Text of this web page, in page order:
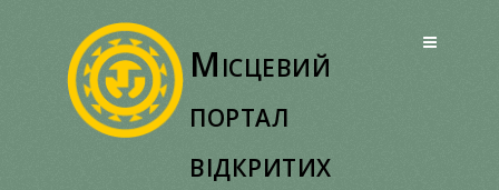
Місцевий
портал
відкритих